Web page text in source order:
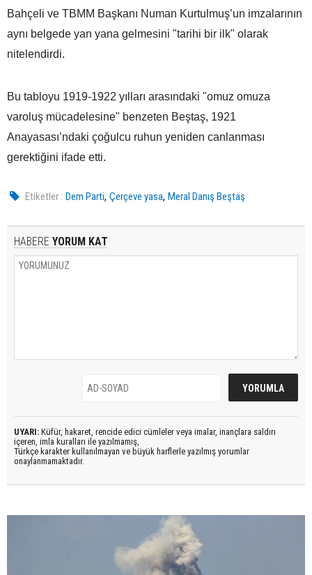
Bahçeli ve TBMM Başkanı Numan Kurtulmuş’un imzalarının
aynı belgede yan yana gelmesini "tarihi bir ilk" olarak
nitelendirdi.
Bu tabloyu 1919-1922 yılları arasındaki "omuz omuza
varoluş mücadelesine" benzeten Beştaş, 1921
Anayasası’ndaki çoğulcu ruhun yeniden canlanması
gerektiğini ifade etti.
Etiketler : Dem Parti,Çerçeve yasa,Meral Danış Beştaş
HABERE YORUM KAT
UYARI: Küfür, hakaret, rencide edici cümleler veya imalar, inançlara saldırı
içeren, imla kuralları ile yazılmamış,
Türkçe karakter kullanılmayan ve büyük harflerle yazılmış yorumlar
onaylanmamaktadır.